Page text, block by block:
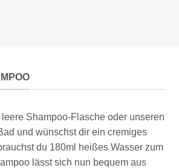
Shampoo-Flasche oder unseren
und wünschst dir ein cremiges
du 180ml heißes Wasser zum
lässt sich nun bequem aus